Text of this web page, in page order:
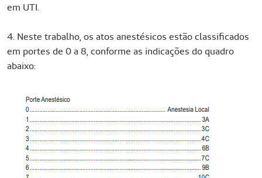
em UTI.
4. Neste trabalho, os atos anestésicos estão classificados
em portes de 0 a 8, conforme as indicações do quadro
abaixo: